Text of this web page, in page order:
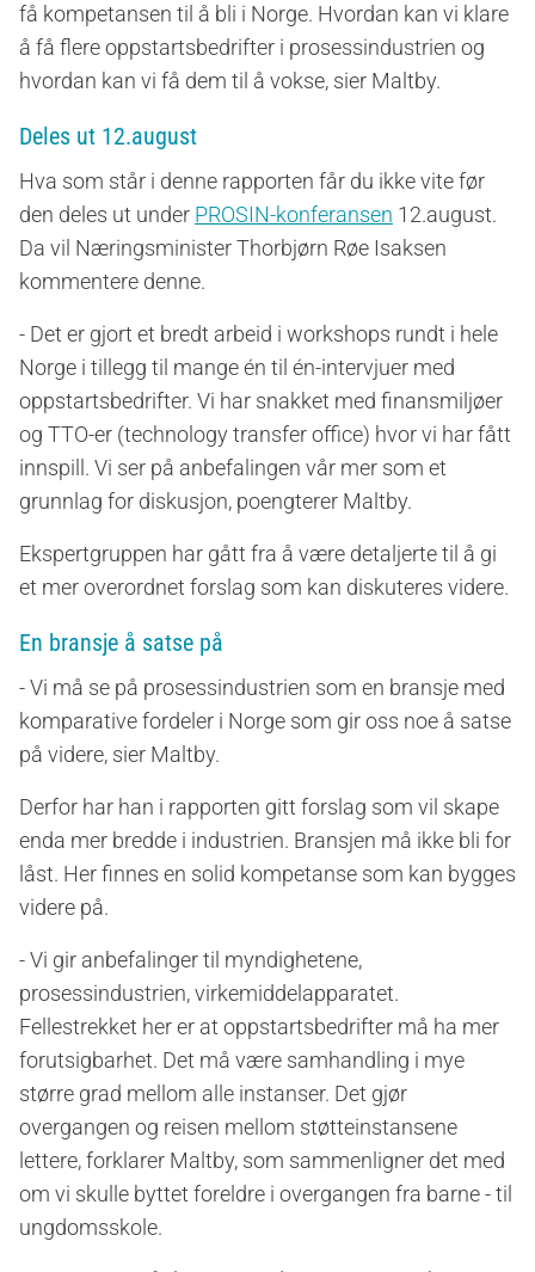
få kompetansen til å bli i Norge. Hvordan kan vi klare
å få flere oppstartsbedrifter i prosessindustrien og
hvordan kan vi få dem til å vokse, sier Maltby.
Deles ut 12.august
Hva som står i denne rapporten får du ikke vite før
den deles ut under PROSIN-konferansen 12.august.
Da vil Næringsminister Thorbjørn Røe Isaksen
kommentere denne.
- Det er gjort et bredt arbeid i workshops rundt i hele
Norge i tillegg til mange én til én-intervjuer med
oppstartsbedrifter. Vi har snakket med finansmiljøer
og TTO-er (technology transfer office) hvor vi har fått
innspill. Vi ser på anbefalingen vår mer som et
grunnlag for diskusjon, poengterer Maltby.
Ekspertgruppen har gått fra å være detaljerte til å gi
et mer overordnet forslag som kan diskuteres videre.
En bransje å satse på
- Vi må se på prosessindustrien som en bransje med
komparative fordeler i Norge som gir oss noe å satse
på videre, sier Maltby.
Derfor har han i rapporten gitt forslag som vil skape
enda mer bredde i industrien. Bransjen må ikke bli for
låst. Her finnes en solid kompetanse som kan bygges
videre på.
- Vi gir anbefalinger til myndighetene,
prosessindustrien, virkemiddelapparatet.
Fellestrekket her er at oppstartsbedrifter må ha mer
forutsigbarhet. Det må være samhandling i mye
større grad mellom alle instanser. Det gjør
overgangen og reisen mellom støtteinstansene
lettere, forklarer Maltby, som sammenligner det med
om vi skulle byttet foreldre i overgangen fra barne - til
ungdomsskole.